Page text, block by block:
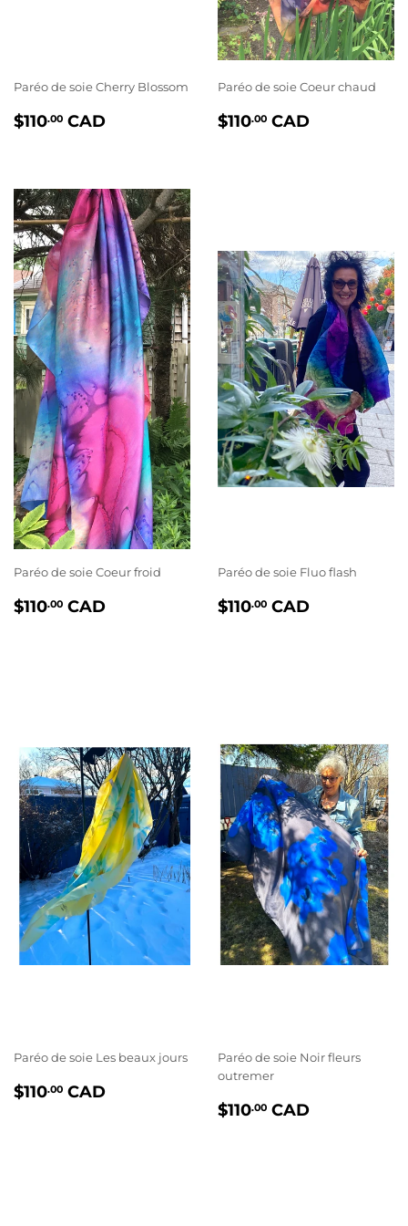
Paréo de soie Cherry Blossom
PRIX
$110.00 CAD
Paréo de soie Coeur chaud
PRIX
$110.00 CAD
Paréo de soie Coeur froid
PRIX
$110.00 CAD
Paréo de soie Fluo flash
PRIX
$110.00 CAD
Paréo de soie Les beaux jours
PRIX
$110.00 CAD
Paréo de soie Noir fleurs
outremer
PRIX
$110.00 CAD